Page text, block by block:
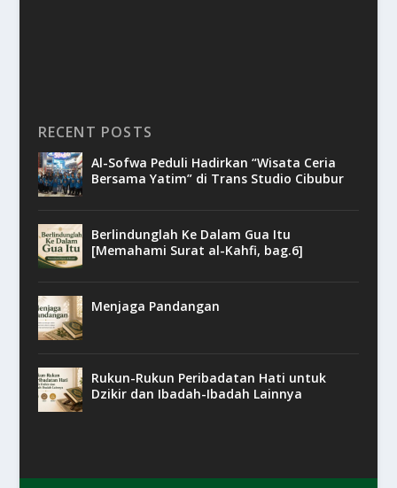
RECENT POSTS
Al-Sofwa Peduli Hadirkan “Wisata Ceria
Bersama Yatim” di Trans Studio Cibubur
Berlindunglah Ke Dalam Gua Itu
[Memahami Surat al-Kahfi, bag.6]
Menjaga Pandangan
Rukun-Rukun Peribadatan Hati untuk
Dzikir dan Ibadah-Ibadah Lainnya